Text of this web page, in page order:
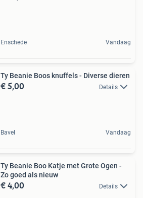
Enschede Vandaag
Ty Beanie Boos knuffels - Diverse dieren
€ 5,00 Details
Bavel Vandaag
Ty Beanie Boo Katje met Grote Ogen -
Zo goed als nieuw
€ 4,00 Details